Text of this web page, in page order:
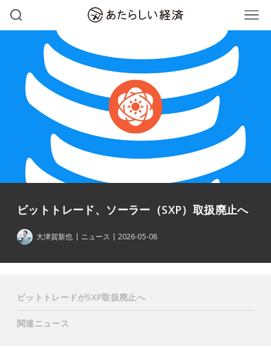
ビットトレード、ソーラー（SXP）取扱廃止へ
大津賀新也 ニュース 2026-05-08
ビットトレードがSXP取扱廃止へ
関連ニュース